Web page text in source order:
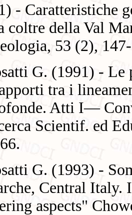
- Caratteristiche
della Val
53 (2),
G. (1991) - Le
tra i
Atti I—
Scientif. ed
G. (1993) -
Central Italy.
aspects"